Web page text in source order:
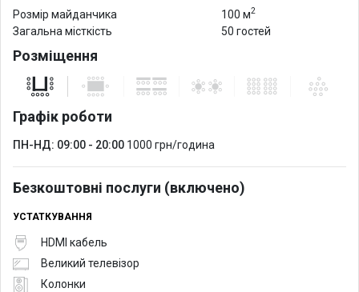
Підходить для: семінарів, лекцій, зборів, конференцій,
майстер-класів, тренінгів, корпоративів, переговорів,
презентацій, тощо.
Розмір майданчика 100 м2
Загальна місткість 50 гостей
Розміщення
Графік роботи
ПН-НД: 09:00 - 20:00 1000 грн/година
Безкоштовні послуги (включено)
УСТАТКУВАННЯ
HDMI кабель
Великий телевізор
Колонки